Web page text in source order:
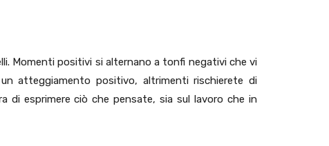
Momenti positivi si alternano a tonfi negativi che vi
un atteggiamento positivo, altrimenti rischierete di
di esprimere ciò che pensate, sia sul lavoro che in